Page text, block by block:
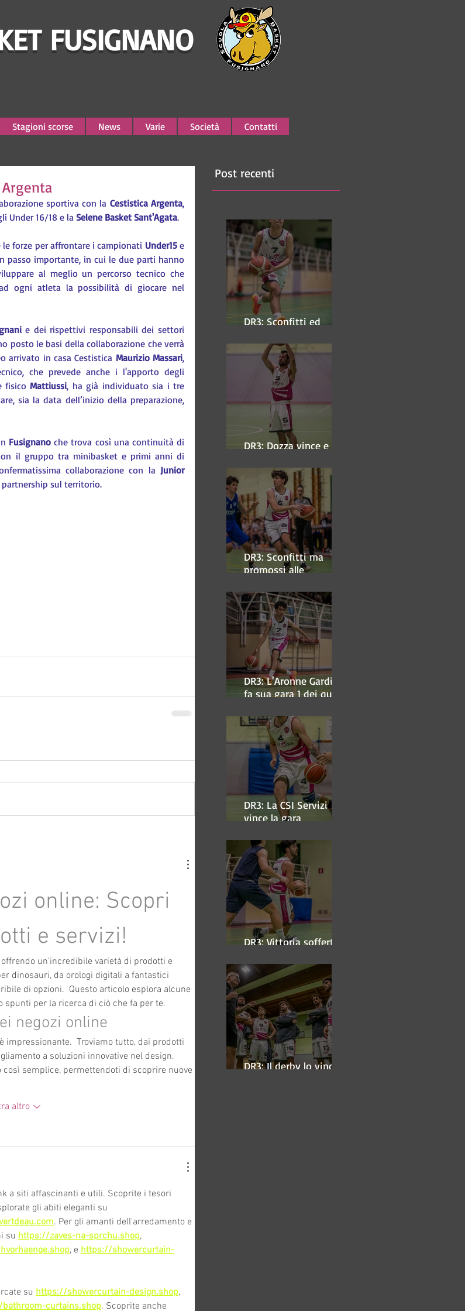
FUSIGNANO
Stagioni scorse News Varie Società Contatti
sportiva con la Cestistica Argenta,
Under 16/18 e la Selene Basket Sant'Agata.
forze per affrontare i campionati Under15
passo importante, in cui le due parti hanno
al meglio un percorso tecnico che
ogni atleta la possibilità di giocare nel
e dei rispettivi responsabili dei settori
posto le basi della collaborazione che verrà
arrivato in casa Cestistica Maurizio Massari,
che prevede anche i l'apporto degli
fisico Mattiussi, ha già individuato sia i tre
sia la data dell’inizio della preparazione,
Fusignano che trova così una continuità di
il gruppo tra minibasket e primi anni di
collaborazione con la Junior
sul territorio.
online: Scopri
e servizi!
un'incredibile varietà di prodotti e
dinosauri, da orologi digitali a fantastici
di opzioni.  Questo articolo esplora alcune
per la ricerca di ciò che fa per te.
negozi online
impressionante.  Troviamo tutto, dai prodotti
a soluzioni innovative nel design.
così semplice, permettendoti di scoprire nuove
altro
a siti affascinanti e utili. Scoprite i tesori
gli abiti eleganti su
. Per gli amanti dell'arredamento e
su https://zaves-na-sprchu.shop,
, e https://showercurtain-
su https://showercurtain-design.shop,
curtains.shop. Scoprite anche
Post recenti
DR3: Sconfitti ed
DR3: Dozza vince e
DR3: Sconfitti ma
promossi alle
DR3: L'Aronne Gardini
fa sua gara 1 dei quarti
DR3: La CSI Servizi
vince la gara
DR3: Vittoria sofferta a
DR3: Il derby lo vince